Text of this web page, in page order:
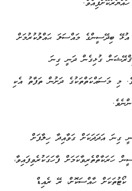
އުޅޭ ބިދޭސީންގެ މައްސަލަ ޙައްލުކުރުމަށް
ގުޅިގެން ދަނީ ގިނަ
މި މަސައްކަތްތަކުގެ ދަށުން ތަފާތު އެކި
ގިނަ އަދަދަކަށް ގަވާއިދާ ހިލާފަށް
ހަރަކާތްތެރިވާކަމަށް ފާހަގަކުރެވިފައިވާ،
ހާއްސަކޮށް، ރޭ ރެއިޑް